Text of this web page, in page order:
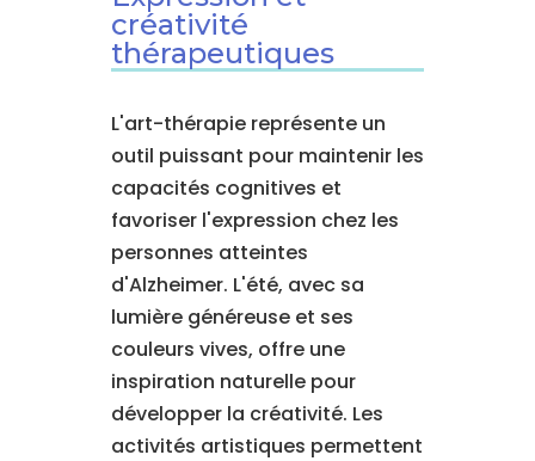
créativité
thérapeutiques
L'art-thérapie représente un
outil puissant pour maintenir les
capacités cognitives et
favoriser l'expression chez les
personnes atteintes
d'Alzheimer. L'été, avec sa
lumière généreuse et ses
couleurs vives, offre une
inspiration naturelle pour
développer la créativité. Les
activités artistiques permettent